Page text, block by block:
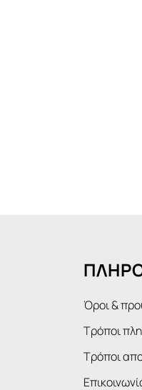
Όροι &
Τρόποι
Τρόποι